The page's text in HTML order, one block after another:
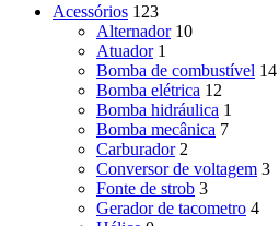
Acessórios 123
Alternador 10
Atuador 1
Bomba de combustível 14
Bomba elétrica 12
Bomba hidráulica 1
Bomba mecânica 7
Carburador 2
Conversor de voltagem 3
Fonte de strob 3
Gerador de tacometro 4